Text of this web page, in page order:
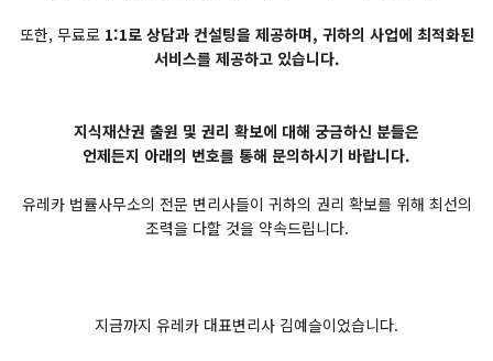
또한, 무료로1:1로 상담과 컨설팅을 제공하며, 귀하의 사업에 최적화된
서비스를 제공하고 있습니다.
지식재산권 출원 및 권리 확보에 대해 궁금하신 분들은
언제든지 아래의 번호를 통해 문의하시기 바랍니다.
유레카 법률사무소의 전문 변리사들이 귀하의 권리 확보를 위해 최선의
조력을 다할 것을 약속드립니다.
지금까지 유레카 대표변리사 김예슬이었습니다.